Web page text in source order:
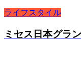
ライフスタイル
ミセス日本グラ